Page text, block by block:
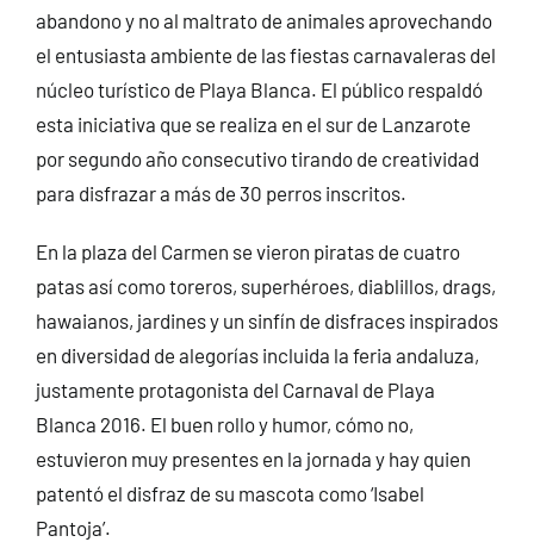
abandono y no al maltrato de animales aprovechando
el entusiasta ambiente de las fiestas carnavaleras del
núcleo turístico de Playa Blanca. El público respaldó
esta iniciativa que se realiza en el sur de Lanzarote
por segundo año consecutivo tirando de creatividad
para disfrazar a más de 30 perros inscritos.
En la plaza del Carmen se vieron piratas de cuatro
patas así como toreros, superhéroes, diablillos, drags,
hawaianos, jardines y un sinfín de disfraces inspirados
en diversidad de alegorías incluida la feria andaluza,
justamente protagonista del Carnaval de Playa
Blanca 2016. El buen rollo y humor, cómo no,
estuvieron muy presentes en la jornada y hay quien
patentó el disfraz de su mascota como ‘Isabel
Pantoja’.